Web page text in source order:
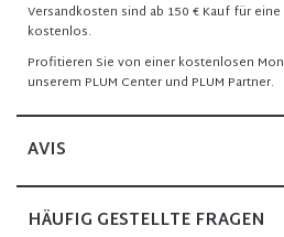
Versandkosten sind ab 150 € Kauf für
kostenlos.
Profitieren Sie von einer kostenlosen
unserem PLUM Center und PLUM Partner.
AVIS
HÄUFIG GESTELLTE FRAGEN